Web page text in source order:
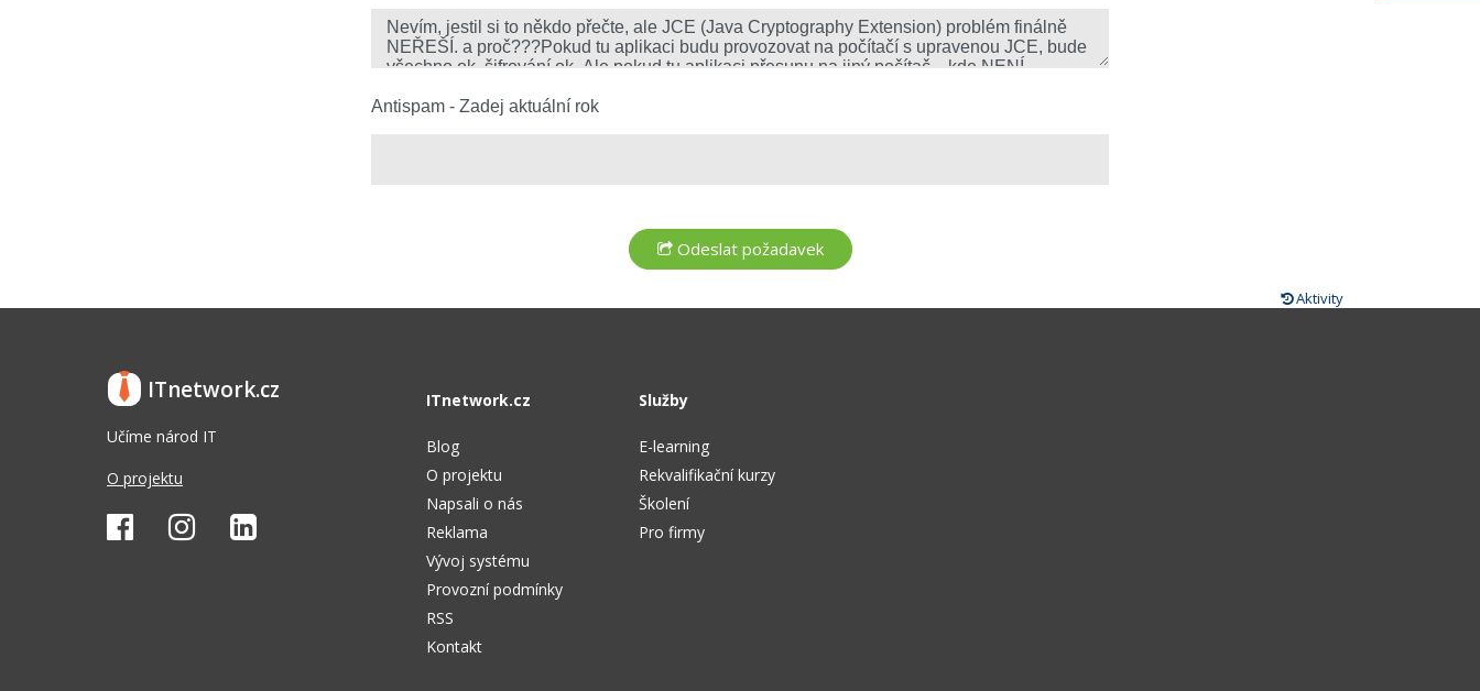
Antispam - Zadej aktuální rok
Aktivity
ITnetwork.cz
Učíme národ IT
O projektu
ITnetwork.cz
Blog
O projektu
Napsali o nás
Reklama
Vývoj systému
Provozní podmínky
RSS
Kontakt
Služby
E-learning
Rekvalifikační kurzy
Školení
Pro firmy